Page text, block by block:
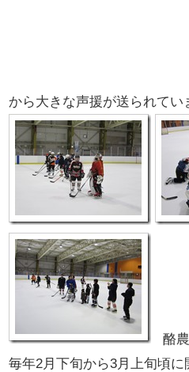
から大きな声援が送られて
酪
毎年2月下旬から3月上旬頃